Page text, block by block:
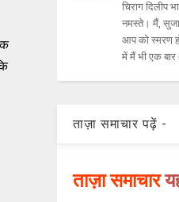
चिराग दिलीप
नमस्‍ते। मैं,
आप को स्‍मरण
में मैं भी एक बार
ताज़ा समाचार पढ़ें -
ताज़ा समाचार